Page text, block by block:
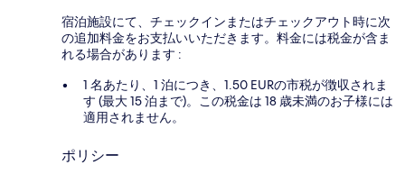
宿泊施設にて、チェックインまたはチェックアウト時に次
の追加料金をお支払いいただきます。料金には税金が含ま
れる場合があります :
1 名あたり、1 泊につき、1.50 EURの市税が徴収されま
す (最大 15 泊まで)。この税金は 18 歳未満のお子様には
適用されません。
ポリシー